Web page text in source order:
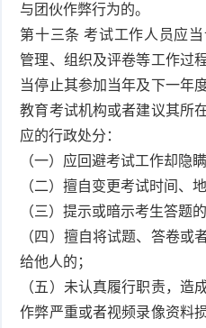
与团伙作弊行为的。
第十三条 考试工作人员应
管理、组织及评卷等工作过
当停止其参加当年及下一年
教育考试机构或者建议其所
应的行政处分：
（一）应回避考试工作却隐
（二）擅自变更考试时间、
（三）提示或暗示考生答题的
（四）擅自将试题、答卷或
给他人的；
（五）未认真履行职责，造
作弊严重或者视频录像资料